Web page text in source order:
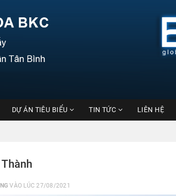
DỰ ÁN TIÊU BIỂU TIN TỨC LIÊN HỆ
VÀO LÚC 27/08/2021